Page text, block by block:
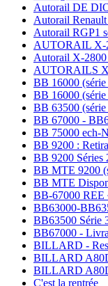
Autorail DE
Autorail
Autorail RGP1
AUTORAIL X-
Autorail X-2800
AUTORAILS
BB 16000 (série
BB 16000 (série
BB 63500 (série
BB 67000 -
BB 75000
BB 9200 :
BB 9200 Séries
BB MTE 9200
BB MTE
BB-67000 REE
BB63000-
BB63500 Série
BB67000 -
BILLARD -
BILLARD
BILLARD
C'est la rentrée